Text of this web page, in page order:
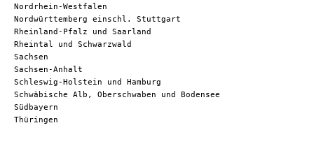
Nordrhein-Westfalen
Nordwürttemberg einschl. Stuttgart
Rheinland-Pfalz und Saarland
Rheintal und Schwarzwald
Sachsen
Sachsen-Anhalt
Schleswig-Holstein und Hamburg
Schwäbische Alb, Oberschwaben und Bodensee
Südbayern
Thüringen